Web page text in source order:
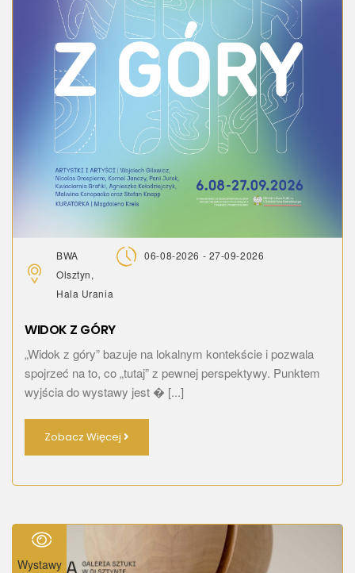
BWA
Olsztyn,
Hala Urania
06-08-2026 - 27-09-2026
WIDOK Z GÓRY
„Widok z góry” bazuje na lokalnym kontekście i pozwala
spojrzeć na to, co „tutaj” z pewnej perspektywy. Punktem
wyjścia do wystawy jest � [...]
Zobacz Więcej
Wystawy